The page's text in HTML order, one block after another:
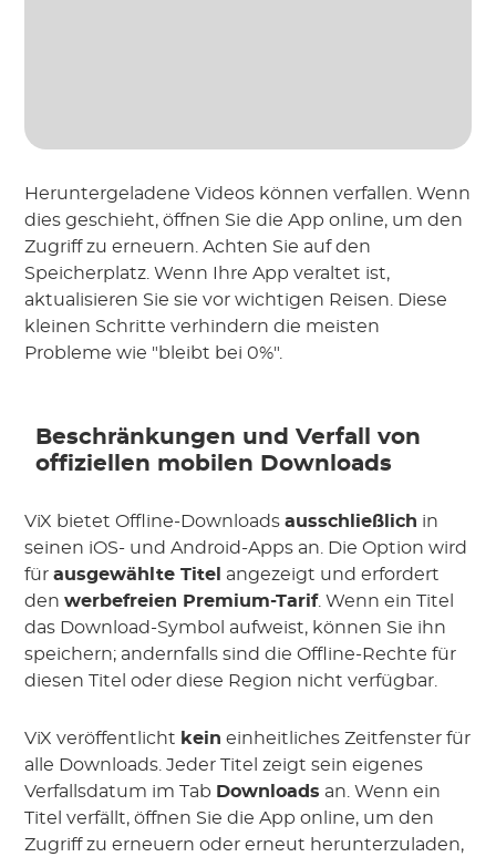
Heruntergeladene Videos können verfallen. Wenn
dies geschieht, öffnen Sie die App online, um den
Zugriff zu erneuern. Achten Sie auf den
Speicherplatz. Wenn Ihre App veraltet ist,
aktualisieren Sie sie vor wichtigen Reisen. Diese
kleinen Schritte verhindern die meisten
Probleme wie "bleibt bei 0%".
Beschränkungen und Verfall von
offiziellen mobilen Downloads
ViX bietet Offline-Downloadsausschließlich in
seinen iOS- und Android-Apps an. Die Option wird
fürausgewählte Titel
angezeigt und erfordert
denwerbefreien Premium-Tarif. Wenn ein Titel
das Download-Symbol aufweist, können Sie ihn
speichern; andernfalls sind die Offline-Rechte für
diesen Titel oder diese Region nicht verfügbar.
ViX veröffentlicht kein einheitliches Zeitfenster für
alle Downloads. Jeder Titel zeigt sein eigenes
Verfallsdatum im Tab Downloads an. Wenn ein
Titel verfällt, öffnen Sie die App online, um den
Zugriff zu erneuern oder erneut herunterzuladen,